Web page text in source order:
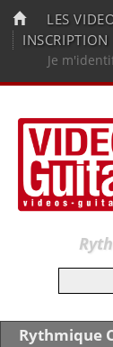
LES
INSCRIPTION
Je
Rythmique